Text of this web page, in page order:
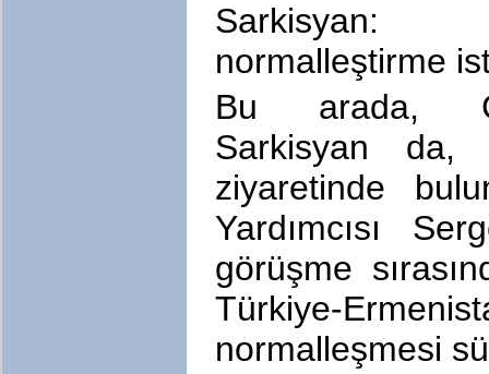
Sarkisyan:
normalleştirme
Bu arada,
Sarkisyan da,
ziyaretinde
Yardımcısı
görüşme
Türkiye-
normalleşmesi